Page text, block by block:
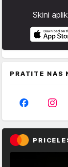
Skini
PRATITE NAS